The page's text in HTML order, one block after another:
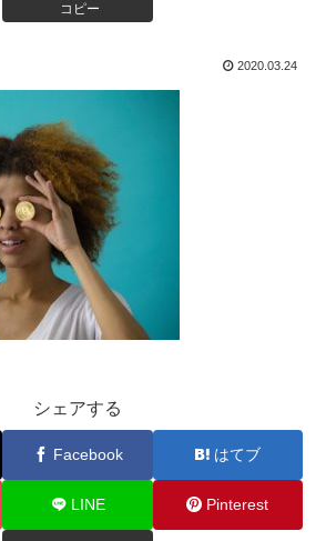
コピー
2020.03.24
シェアする
Facebook はてブ
LINE Pinterest